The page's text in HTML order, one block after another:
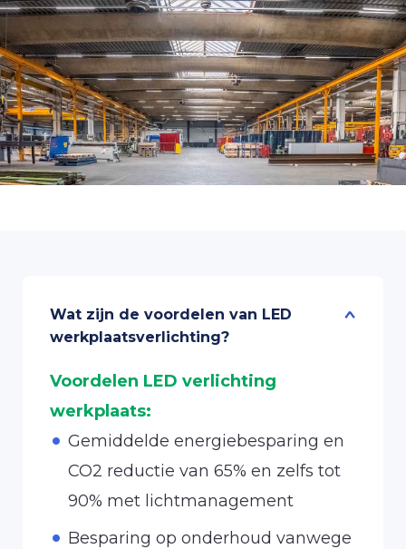
Wat zijn de voordelen van LED
werkplaatsverlichting?
Voordelen LED verlichting
werkplaats:
Gemiddelde energiebesparing en
CO2 reductie van 65% en zelfs tot
90% met lichtmanagement
Besparing op onderhoud vanwege